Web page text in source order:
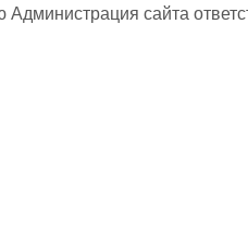
сайта